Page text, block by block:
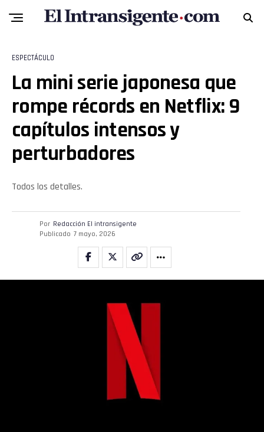
ESPECTÁCULO
La mini serie japonesa que
rompe récords en Netflix: 9
capítulos intensos y
perturbadores
Todos los detalles.
Por Redacción El intransigente
Publicado 7 mayo, 2026
Whatsapp
Email